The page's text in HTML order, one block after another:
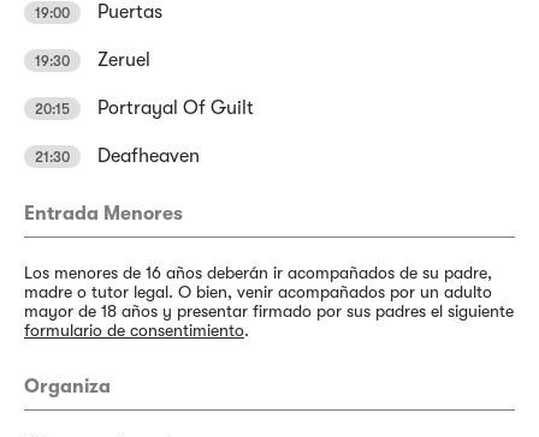
19:00 Puertas
19:30 Zeruel
20:15 Portrayal Of Guilt
21:30 Deafheaven
Entrada Menores
Los menores de 16 años deberán ir acompañados de su padre,
madre o tutor legal. O bien, venir acompañados por un adulto
mayor de 18 años y presentar firmado por sus padres el siguiente
formulario de consentimiento.
Organiza